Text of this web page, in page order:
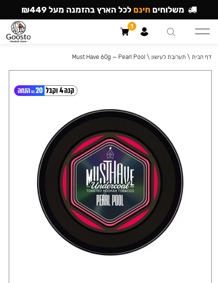
דף הבית \ תערובת לעישון \
Must Have 60g — Pearl Pool
משלוחים חינם לכל הארץ בהזמנה מעל ₪449
1